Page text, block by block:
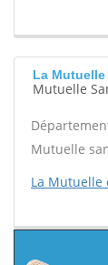
La
Mutuelle
Mutuelle
La Mutuelle